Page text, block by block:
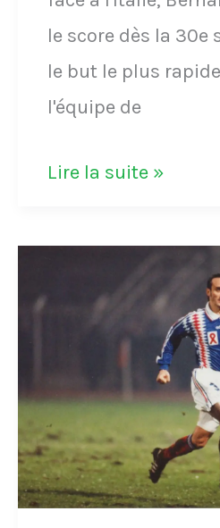
le score dès la 30e
le but le plus
l'équipe de
VIDÉO
Bernard
marque
le
plus
rapide
Lire la suite »